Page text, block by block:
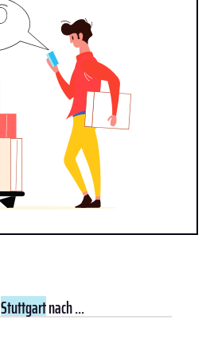
Stuttgartnach ...